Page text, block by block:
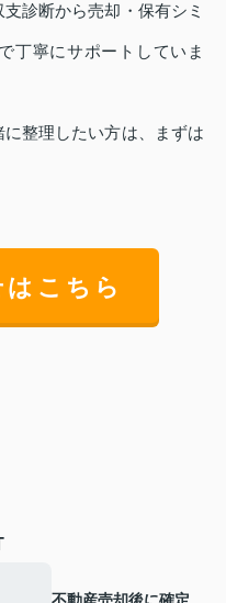
診断から売却・保有シミ
丁寧にサポートしていま
に整理したい方は、まずは
こちら